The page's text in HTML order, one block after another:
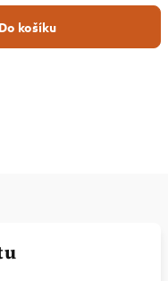
Do košíku